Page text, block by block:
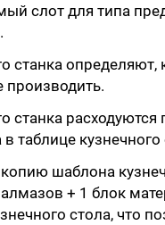
слот для типа
станка определяют,
производить.
станка расходуются
таблице кузнечного
шаблона
+ 1 блок
стола, что